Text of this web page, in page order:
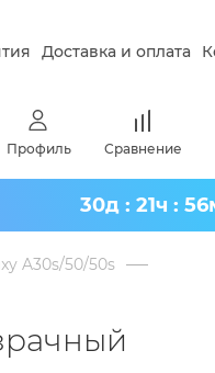
Доставка и оплата
Профиль Сравнение
30д : 21ч :
A30s/50/50s